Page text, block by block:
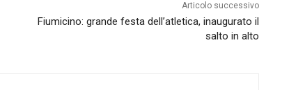
Articolo successivo
Fiumicino: grande festa dell’atletica, inaugurato il
salto in alto